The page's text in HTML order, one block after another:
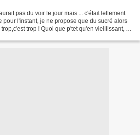
pas du voir le jour mais ... c'était tellement
pour l'instant, je ne propose que du sucré alors
trop ! Quoi que p'tet qu'en vieillissant, je